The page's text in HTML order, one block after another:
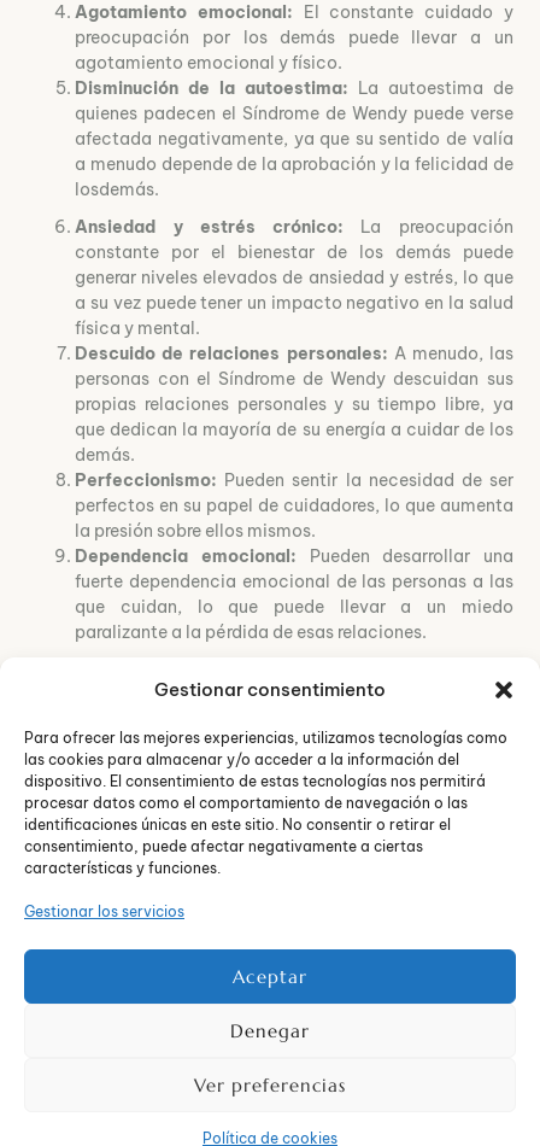
Gestionar consentimiento
Para ofrecer las mejores experiencias, utilizamos tecnologías como
las cookies para almacenar y/o acceder a la información del
dispositivo. El consentimiento de estas tecnologías nos permitirá
procesar datos como el comportamiento de navegación o las
identificaciones únicas en este sitio. No consentir o retirar el
consentimiento, puede afectar negativamente a ciertas
características y funciones.
Gestionar los servicios
Aceptar
Denegar
Ver preferencias
Política de cookies
Agotamiento emocional: El constante cuidado y
preocupación por los demás puede llevar a un
agotamiento emocional y físico.
Disminución de la autoestima: La autoestima de
quienes padecen el Síndrome de Wendy puede verse
afectada negativamente, ya que su sentido de valía
a menudo depende de la aprobación y la felicidad de
losdemás.
Ansiedad y estrés crónico: La preocupación
constante por el bienestar de los demás puede
generar niveles elevados de ansiedad y estrés, lo que
a su vez puede tener un impacto negativo en la salud
física y mental.
Descuido de relaciones personales: A menudo, las
personas con el Síndrome de Wendy descuidan sus
propias relaciones personales y su tiempo libre, ya
que dedican la mayoría de su energía a cuidar de los
demás.
Perfeccionismo: Pueden sentir la necesidad de ser
perfectos en su papel de cuidadores, lo que aumenta
la presión sobre ellos mismos.
Dependencia emocional: Pueden desarrollar una
fuerte dependencia emocional de las personas a las
que cuidan, lo que puede llevar a un miedo
paralizante a la pérdida de esas relaciones.
multifacéticas. Algunos factores que pueden contribuir a
su desarrollo incluyen:
Modelos de crianza:Aquellas personas que han sido
criadas en un entorno en el que el cuidado excesivo
hacia los demás era la norma pueden ser más
Baja autoestima:
que las personas busquen constantemente la
aprobación y el afecto de los demás a través del
cuidado excesivo.
El miedo al rechazo puede llevar a
las personas a sobre compensar cuidando de los
demás de manera excesiva en un intento de evitar ser
abandonadas o rechazadas.
Expectativas sociales: